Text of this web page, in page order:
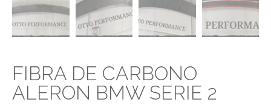
FIBRA DE CARBONO
ALERON BMW SERIE 2